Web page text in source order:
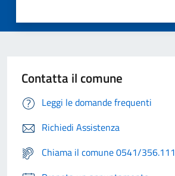
Contatta il comune
Leggi le domande frequenti
Richiedi Assistenza
Chiama il comune 0541/356.111